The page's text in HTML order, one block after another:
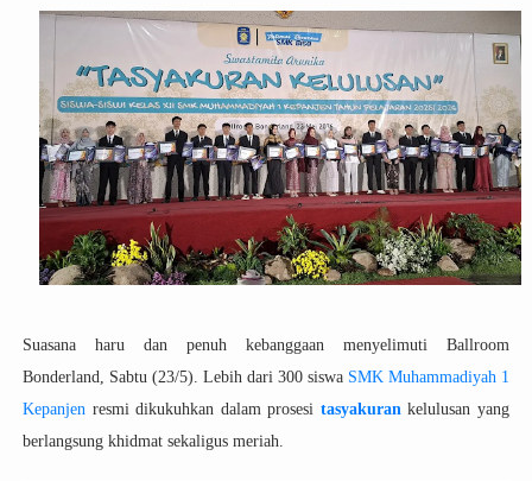
Suasana haru dan penuh kebanggaan menyelimuti Ballroom
Bonderland, Sabtu (23/5). Lebih dari 300 siswa SMK Muhammadiyah 1
Kepanjen resmi dikukuhkan dalam prosesi tasyakuran kelulusan yang
berlangsung khidmat sekaligus meriah.